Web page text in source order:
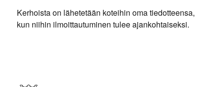
Kerhoista on lähetetään koteihin oma tiedotteensa,
kun niihin ilmoittautuminen tulee ajankohtaiseksi.